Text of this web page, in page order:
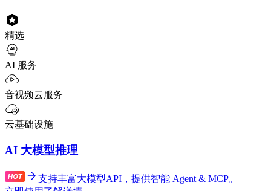
精选
AI 服务
音视频云服务
云基础设施
AI 大模型推理
支持丰富大模型API，提供智能 Agent & MCP。